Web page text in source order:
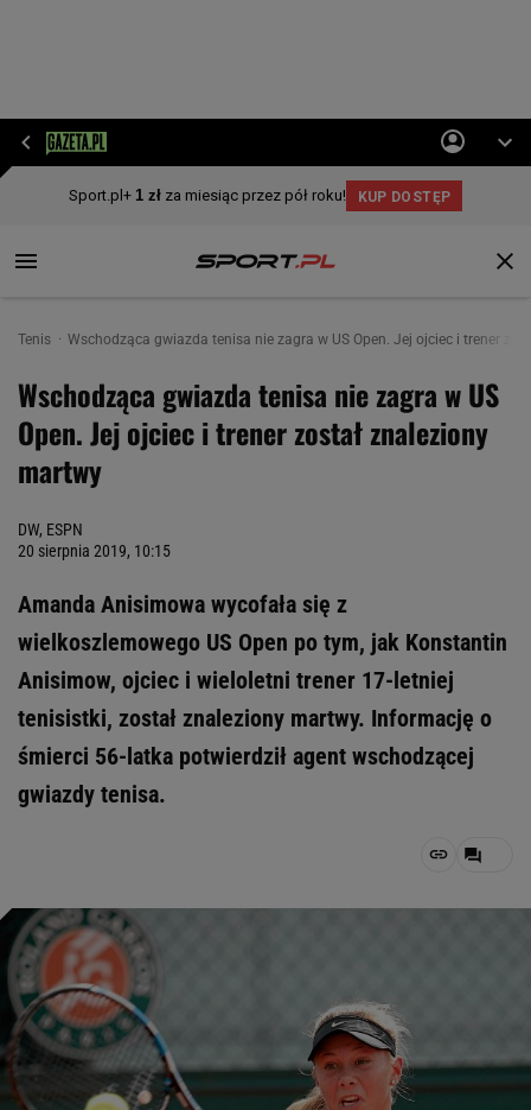
Tenis Wschodząca gwiazda tenisa nie zagra w US Open. Jej ojciec i trener
Wschodząca gwiazda tenisa nie zagra w US
Open. Jej ojciec i trener został znaleziony
martwy
DW, ESPN
20 sierpnia 2019, 10:15
Amanda Anisimowa wycofała się z
wielkoszlemowego US Open po tym, jak Konstantin
Anisimow, ojciec i wieloletni trener 17-letniej
tenisistki, został znaleziony martwy. Informację o
śmierci 56-latka potwierdził agent wschodzącej
gwiazdy tenisa.